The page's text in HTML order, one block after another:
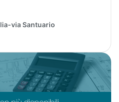
via Santuario